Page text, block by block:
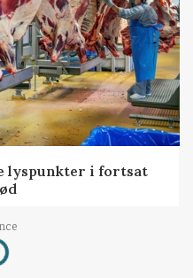
lyspunkter i fortsat